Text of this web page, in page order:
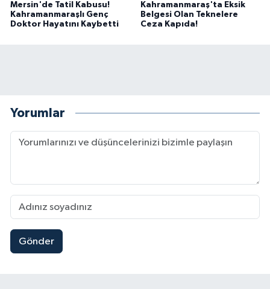
Mersin'de Tatil Kabusu!
Kahramanmaraşlı Genç
Doktor Hayatını Kaybetti
Kahramanmaraş'ta Eksik
Belgesi Olan Teknelere
Ceza Kapıda!
Yorumlar
Gönder
12:48 |Müge Anlı'da gündeme gelen Palu Ailesi